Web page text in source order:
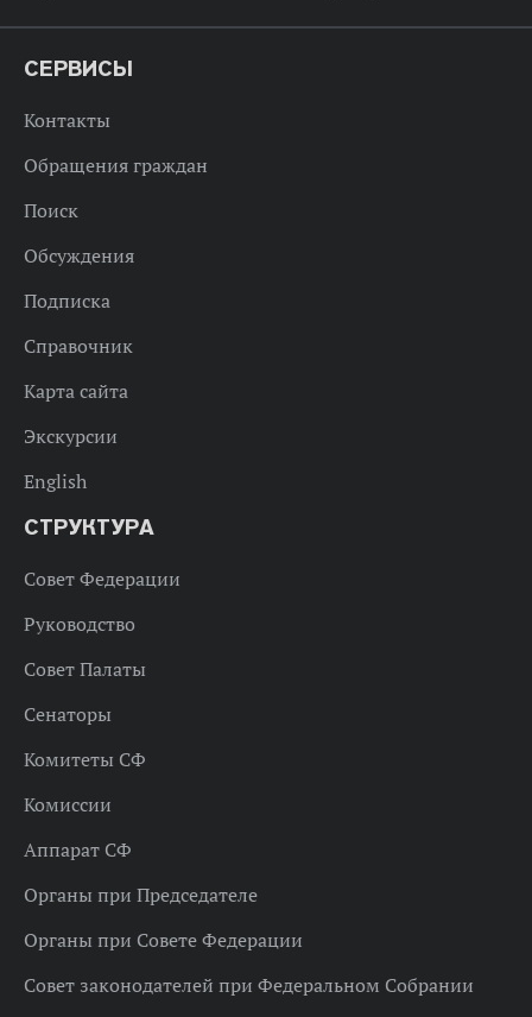
СЕРВИСЫ
Контакты
Обращения граждан
Поиск
Обсуждения
Подписка
Справочник
Карта сайта
Экскурсии
English
СТРУКТУРА
Совет Федерации
Руководство
Совет Палаты
Сенаторы
Комитеты СФ
Комиссии
Аппарат СФ
Органы при Председателе
Органы при Совете Федерации
Совет законодателей при Федеральном Собрании